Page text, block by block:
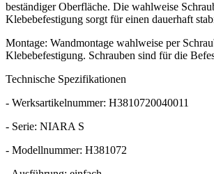
beständiger Oberfläche. Die wahlweise
Klebebefestigung sorgt für einen dauerhaft
Montage: Wandmontage wahlweise per
Klebebefestigung. Schrauben sind für die
Technische Spezifikationen
- Werksartikelnummer: H3810720040011
- Serie: NIARA S
- Modellnummer: H381072